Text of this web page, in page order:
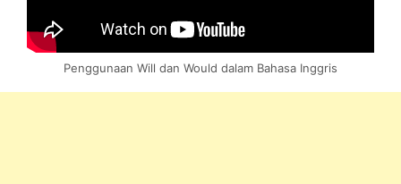
Penggunaan Will dan Would dalam Bahasa Inggris